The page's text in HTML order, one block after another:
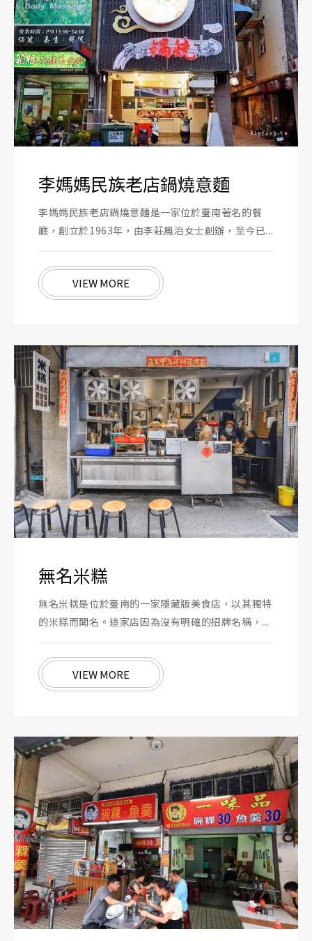
李媽媽民族老店鍋燒意麵
李媽媽民族老店鍋燒意麵是一家位於臺南著名的餐
廳，創立於1963年，由李莊鳳治女士創辦，至今已...
VIEW MORE
無名米糕
無名米糕是位於臺南的一家隱藏版美食店，以其獨特
的米糕而聞名。這家店因為沒有明確的招牌名稱，...
VIEW MORE